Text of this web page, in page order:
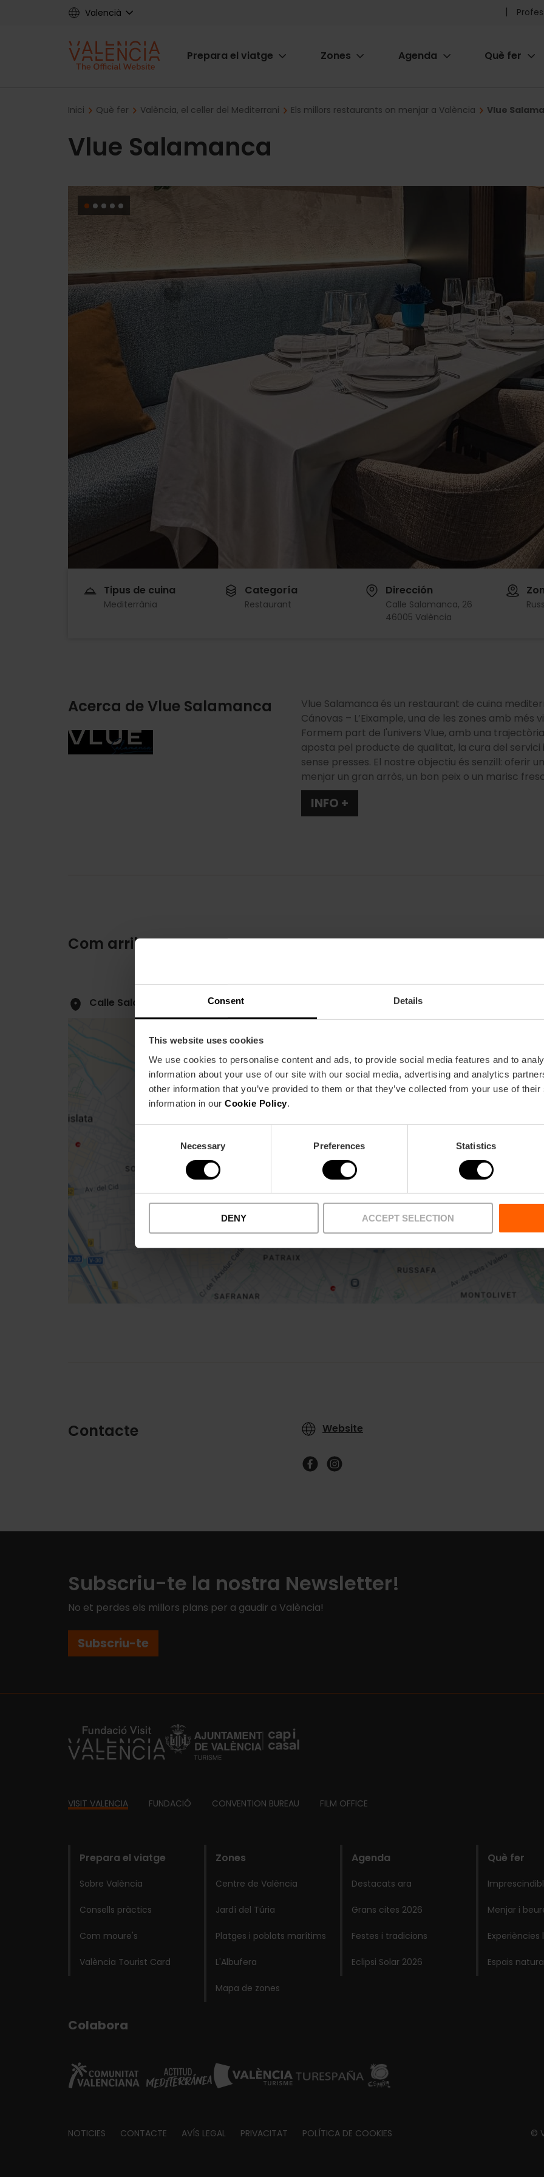
Consent Details
This website uses cookies
We use cookies to personalise content and ads, to provide social media features and to
information about your use of our site with our social media, advertising and analytics
other information that you’ve provided to them or that they’ve collected from your use of
information in our Cookie Policy
Necessary Preferences Statistics
DENY ACCEPT SELECTION
Valencià
Pre
Main
Prepara el viatge Zones Agenda Què fer
Breadcrumb
Inici Què fer València, el celler del Mediterrani Els millors restaurants on menjar a València Vlue
Vlue Salamanca
Tipus de cuina
Mediterrània
Categoría
Restaurant
Dirección
Calle Salamanca, 26
46005 València
Acerca de Vlue Salamanca
Imagen
Vlue Salamanca és un restaurant de cuina
Cánovas – L’Eixample, una de les zones amb
Formem part de l'univers Vlue, amb una
aposta pel producte de qualitat, la cura del
sense presses. El nostre objectiu és senzill: oferir
menjar un gran arròs, un bon peix o un marisc
INFO +
Com arribar
Calle Salamanca, 26 46005 València
Direccions
sidebar
Contacte Website
Subscriu-te la nostra Newsletter!
No et perdes els millors plans per a gaudir a València!
Subscriu-te
https://fundacion.visitvalencia.com/
Footer
VISIT VALENCIA FUNDACIÓ CONVENTION BUREAU FILM OFFICE
Prepara el viatge
Sobre València
Consells pràctics
Com moure's
València Tourist Card
Zones
Centre de València
Jardí del Túria
Platges i poblats marítims
L'Albufera
Mapa de zones
Agenda
Destacats ara
Grans cites 2026
Festes i tradicions
Eclipsi Solar 2026
Què fer
Menjar i
Experiències
Espais
Colabora
Footer
NOTICIES CONTACTE AVÍS LEGAL PRIVACITAT POLÍTICA DE COOKIES ©